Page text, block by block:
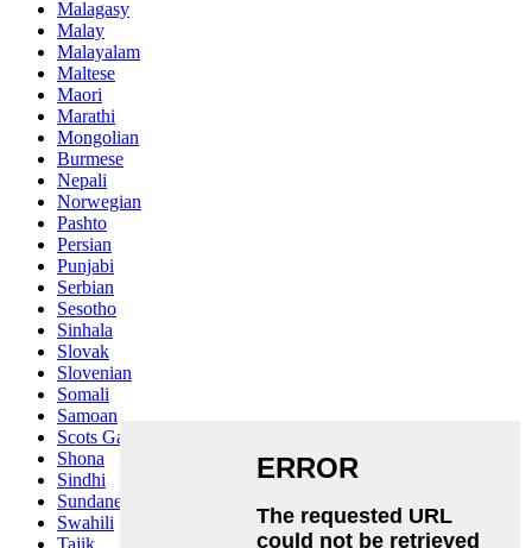
Malagasy
Malay
Malayalam
Maltese
Maori
Marathi
Mongolian
Burmese
Nepali
Norwegian
Pashto
Persian
Punjabi
Serbian
Sesotho
Sinhala
Slovak
Slovenian
Somali
Samoan
Scots Gaelic
Shona
Sindhi
Sundanese
Swahili
Tajik